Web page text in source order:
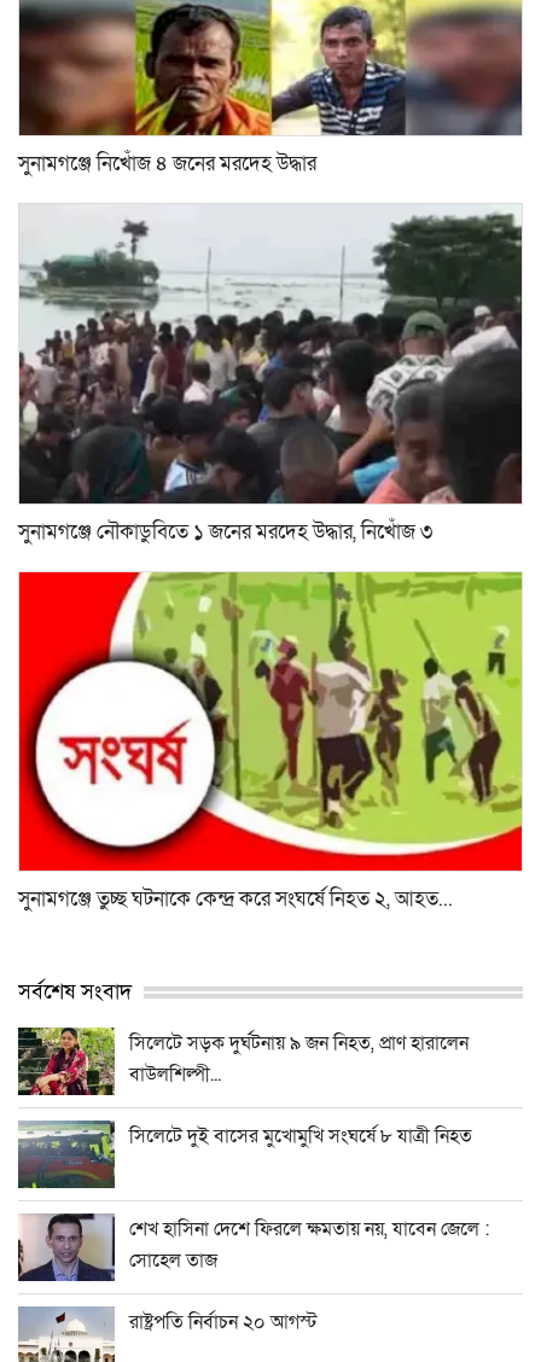
সুনামগঞ্জে নিখোঁজ ৪ জনের মরদেহ উদ্ধার
সুনামগঞ্জে নৌকাডুবিতে ১ জনের মরদেহ উদ্ধার, নিখোঁজ ৩
সুনামগঞ্জে তুচ্ছ ঘটনাকে কেন্দ্র করে সংঘর্ষে নিহত ২, আহত...
সর্বশেষ সংবাদ
সিলেটে সড়ক দুর্ঘটনায় ৯ জন নিহত, প্রাণ হারালেন
বাউলশিল্পী...
সিলেটে দুই বাসের মুখোমুখি সংঘর্ষে ৮ যাত্রী নিহত
শেখ হাসিনা দেশে ফিরলে ক্ষমতায় নয়, যাবেন জেলে :
সোহেল তাজ
রাষ্ট্রপতি নির্বাচন ২০ আগস্ট